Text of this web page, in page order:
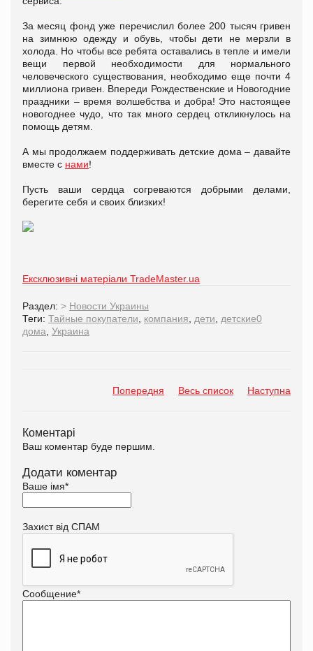
За месяц фонд уже перечислил более 200 тысяч гривен
на зимнюю одежду и обувь, чтобы дети не мерзли в
холода. Но чтобы все ребята оставались в тепле и имели
вещи первой необходимости для нормального
человеческого существования, необходимо еще почти 4
миллиона гривен. Впереди Рождественские и Новогодние
праздники – время волшебства и добра! Это настоящее
новогоднее чудо, что так много сердец откликнулось на
помощь детям.
А мы продолжаем поддерживать детские дома – давайте
вместе с нами!
Пусть ваши сердца согреваются добрыми делами,
берегите себя и своих близких!
Ексклюзивні матеріали TradeMaster.ua
Раздел: > Новости Украины
Теги: Тайные покупатели компания дети
детские0
дома Украина
Попередня Весь список Наступна
Коментарі
Ваш коментар буде першим.
Додати коментар
Ваше імя*
Захист від СПАМ
Сообщение*